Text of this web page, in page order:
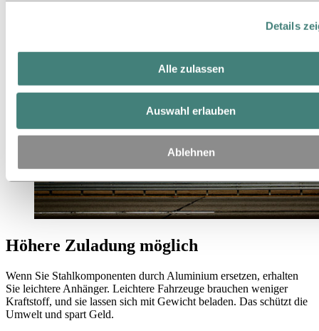
Details
Alle zulassen
Auswahl erlauben
Ablehnen
Leichtere Anhänger ermöglichen eine höhere Zuladung. Verwenden
Fahrzeuggewicht macht sich spätestens an der Tankstelle bemerkbar.
Und auch die Natur bedankt sich für die geringere Abgasbelastung.
Höhere Zuladung möglich
Wenn Sie Stahlkomponenten durch Aluminium ersetzen, erhalten
Sie leichtere Anhänger. Leichtere Fahrzeuge brauchen weniger
Kraftstoff, und sie lassen sich mit Gewicht beladen. Das schützt die
Umwelt und spart Geld.